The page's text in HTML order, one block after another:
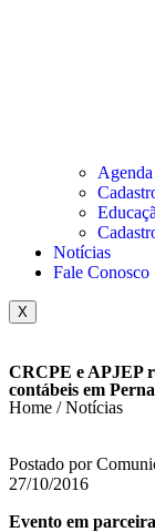
Notícias
Fale Conosco
X
CRCPE e APJEP
contábeis em
Home / Notícias
Postado por
27/10/2016
Evento em